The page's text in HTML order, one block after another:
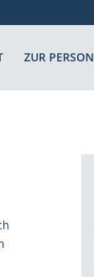
ZUR PERSON